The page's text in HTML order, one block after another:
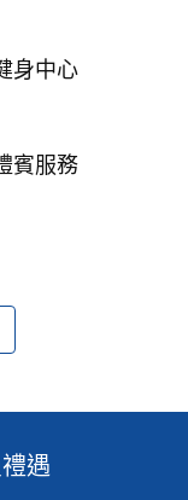
身中心
賓服務
遇